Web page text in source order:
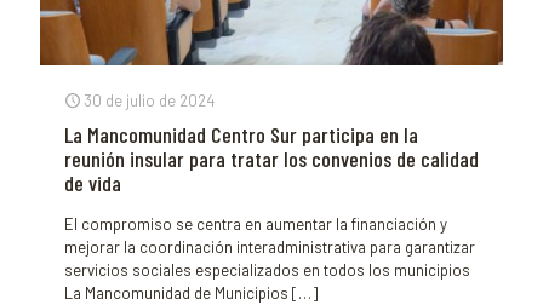
30 de julio de 2024
La Mancomunidad Centro Sur participa en la
reunión insular para tratar los convenios de calidad
de vida
El compromiso se centra en aumentar la financiación y
mejorar la coordinación interadministrativa para garantizar
servicios sociales especializados en todos los municipios
La Mancomunidad de Municipios […]